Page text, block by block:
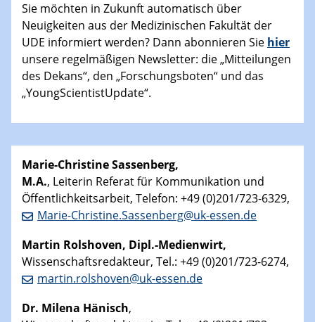
Sie möchten in Zukunft automatisch über
Neuigkeiten aus der Medizinischen Fakultät der
UDE informiert werden? Dann abonnieren Sie hier
unsere regelmäßigen Newsletter: die „Mitteilungen
des Dekans“, den „Forschungsboten“ und das
„YoungScientistUpdate“.
Marie-Christine Sassenberg,
M.A., Leiterin Referat für Kommunikation und
Öffentlichkeitsarbeit, Telefon: +49 (0)201/723-6329,
Marie-Christine.Sassenberg@uk-essen.de
Martin Rolshoven, Dipl.-Medienwirt,
Wissenschaftsredakteur, Tel.: +49 (0)201/723-6274,
martin.rolshoven@uk-essen.de
Dr. Milena Hänisch,